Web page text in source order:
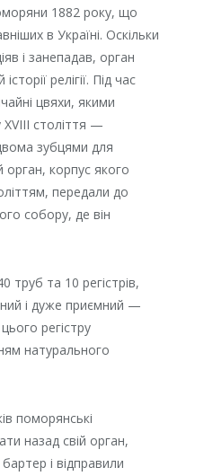
1882 року, що
в Україні. Оскільки
і занепадав, орган
релігії. Під час
цвяхи, якими
ХVIII століття —
зубцями для
орган, корпус якого
передали до
собору, де він
труб та 10 регістрів,
і дуже приємний —
регістру
натурального
поморянські
назад свій орган,
і відправили